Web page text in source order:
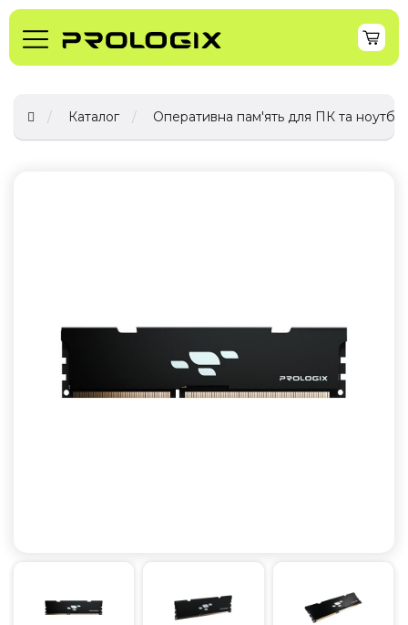
Каталог Оперативна пам'ять для ПК та